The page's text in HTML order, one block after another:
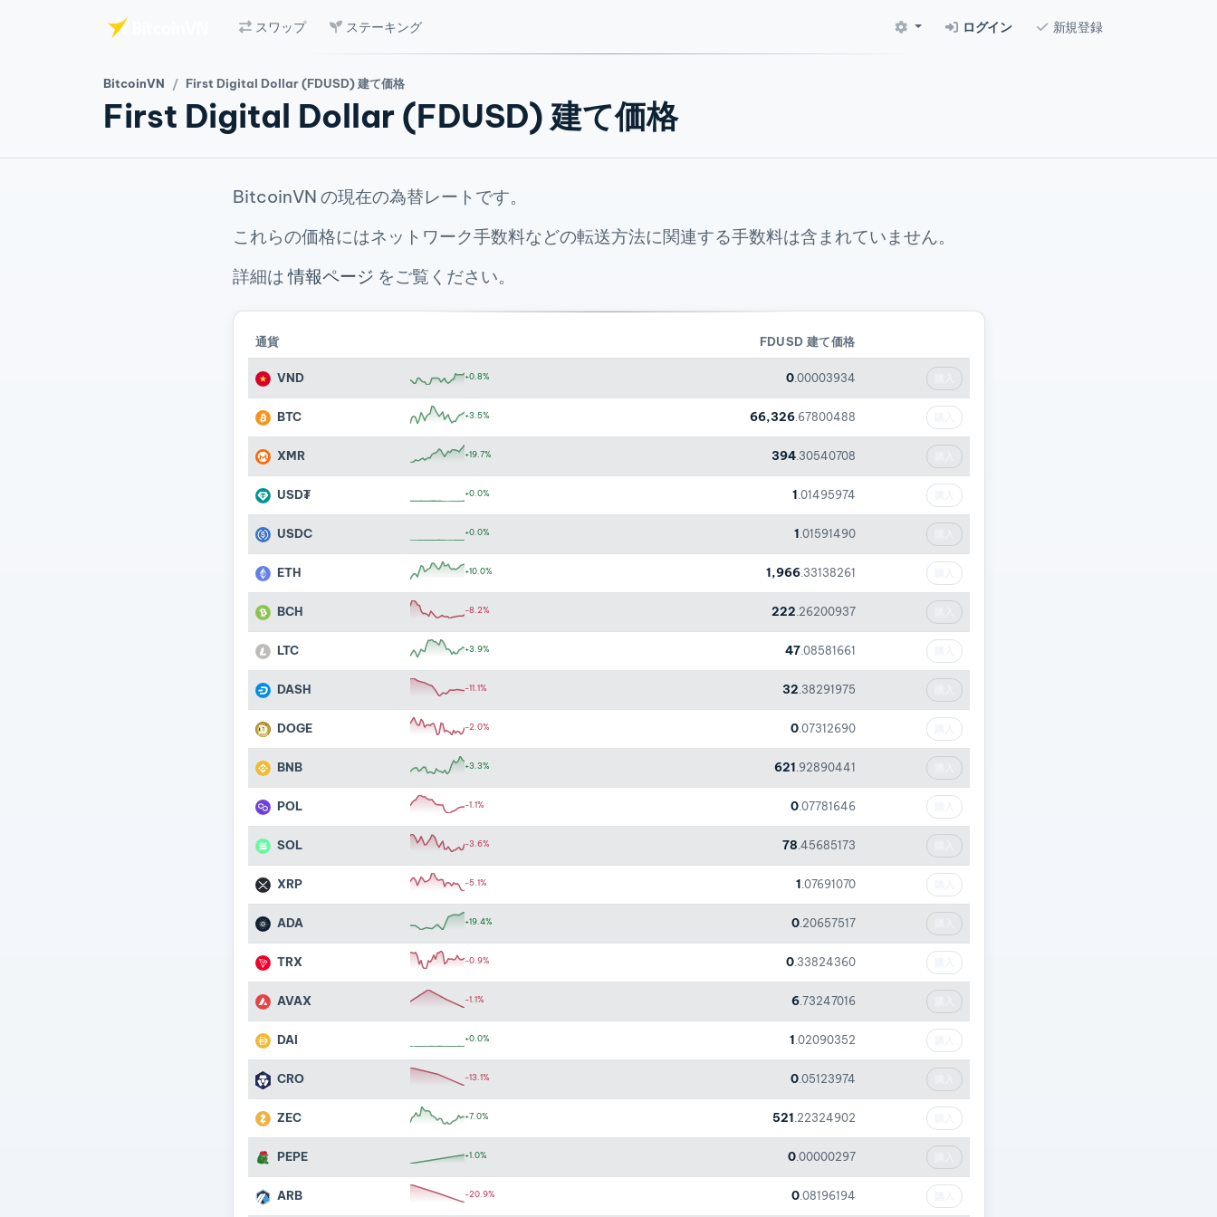
スワップ ステーキング ログイン 新規登録
BitcoinVN First Digital Dollar (FDUSD) 建て価格
First Digital Dollar (FDUSD) 建て価格
BitcoinVN の現在の為替レートです。
これらの価格にはネットワーク手数料などの転送方法に関連する手数料は含まれていません。
詳細は情報ページ をご覧ください。
通貨 FDUSD 建て価格
VND +0.8% 0.00003934
BTC +3.5% 66,326.67800488
XMR +19.7% 394.30540708
USD₮ +0.0% 1.01495974
USDC +0.0% 1.01591490
ETH +10.0% 1,966.33138261
BCH -8.2% 222.26200937
LTC +3.9% 47.08581661
DASH -11.1% 32.38291975
DOGE -2.0% 0.07312690
BNB +3.3% 621.92890441
POL -1.1% 0.07781646
SOL -3.6% 78.45685173
XRP -5.1% 1.07691070
ADA +19.4% 0.20657517
TRX -0.9% 0.33824360
AVAX -1.1% 6.73247016
DAI +0.0% 1.02090352
CRO -13.1% 0.05123974
ZEC +7.0% 521.22324902
PEPE +1.0% 0.00000297
ARB -20.9% 0.08196194